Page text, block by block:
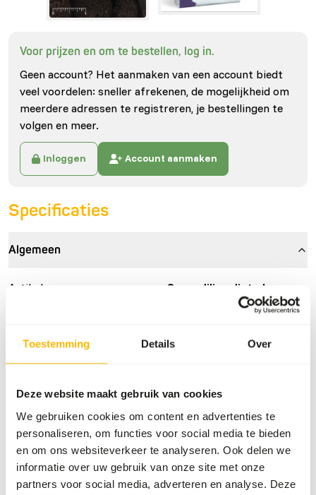
Toestemming Details Over
Deze website maakt gebruik van cookies
We gebruiken cookies om content en advertenties te
personaliseren, om functies voor social media te bieden
en om ons websiteverkeer te analyseren. Ook delen we
informatie over uw gebruik van onze site met onze
partners voor social media, adverteren en analyse. Deze
Voor prijzen en om te bestellen, log in.
Geen account? Het aanmaken van een account biedt
veel voordelen: sneller afrekenen, de mogelijkheid om
meerdere adressen te registreren, je bestellingen te
volgen en meer.
Inloggen Account aanmaken
Specificaties
Algemeen
Artikel
Crocodilian diet - Large
Verkoopeenheid
15 kg zak
Voorraadstatus
Details
Maat
25.4 x 63.5 mm
Merk
Mazuri